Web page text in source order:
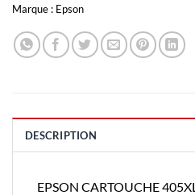
Marque : Epson
DESCRIPTION
EPSON CARTOUCHE